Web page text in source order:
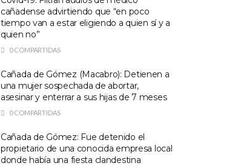
cañadense advirtiendo que “en poco
tiempo van a estar eligiendo a quien sí y a
quien no”
0 COMPARTIDAS
Cañada de Gómez (Macabro): Detienen a
una mujer sospechada de abortar,
asesinar y enterrar a sus hijas de 7 meses
0 COMPARTIDAS
Cañada de Gómez: Fue detenido el
propietario de una conocida empresa local
donde había una fiesta clandestina